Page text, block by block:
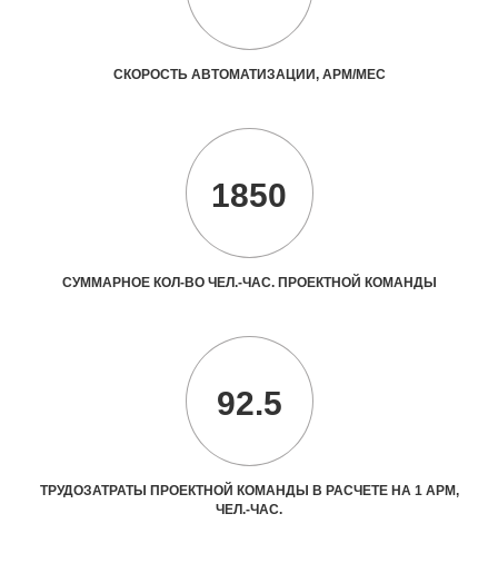
СКОРОСТЬ АВТОМАТИЗАЦИИ, АРМ/МЕС
1850
СУММАРНОЕ КОЛ-ВО ЧЕЛ.-ЧАС. ПРОЕКТНОЙ КОМАНДЫ
92.5
ТРУДОЗАТРАТЫ ПРОЕКТНОЙ КОМАНДЫ В РАСЧЕТЕ НА 1 АРМ,
ЧЕЛ.-ЧАС.